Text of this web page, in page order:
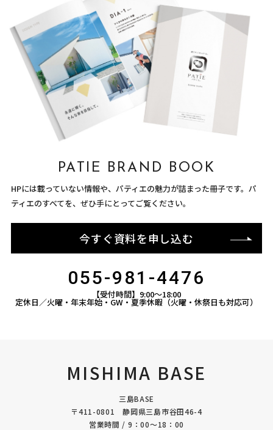
PATIE BRAND BOOK
HPには載っていない情報や、パティエの魅力が詰まった冊子です。パ
ティエのすべてを、ぜひ手にとってご覧ください。
今すぐ資料を申し込む
055-981-4476
【受付時間】9:00〜18:00
定休日／火曜・年末年始・GW・夏季休暇（火曜・休祭日も対応可）
MISHIMA BASE
三島BASE
〒411-0801 静岡県三島市谷田46-4
営業時間 / 9：00〜18：00